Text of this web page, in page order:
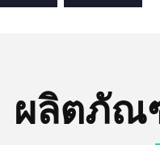
ผลิตภัณ